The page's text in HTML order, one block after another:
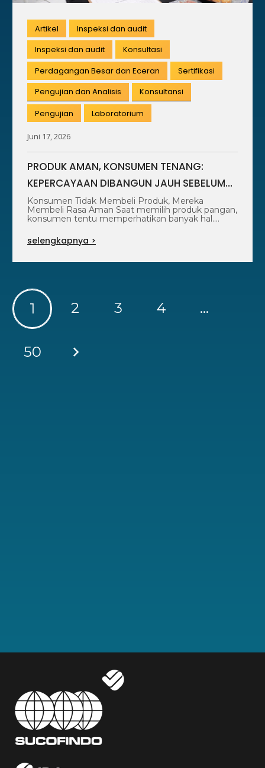
Artikel
Inspeksi dan audit
Inspeksi dan audit
Konsultasi
Perdagangan Besar dan Eceran
Sertifikasi
Pengujian dan Analisis
Konsultansi
Pengujian
Laboratorium
Juni 17, 2026
PRODUK AMAN, KONSUMEN TENANG:
KEPERCAYAAN DIBANGUN JAUH SEBELUM
PRODUK DIBELI
Konsumen Tidak Membeli Produk, Mereka
Membeli Rasa Aman Saat memilih produk pangan,
konsumen tentu memperhatikan banyak hal.
selengkapnya >
1 2 3 4 …
50